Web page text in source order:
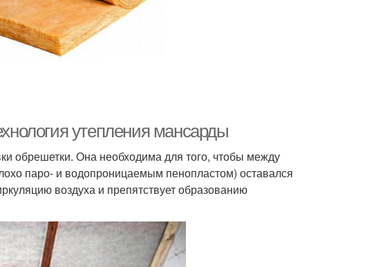
утепления мансарды
обрешетки. Она необходима для того, чтобы между
паро- и водопроницаемым пенопластом) оставался
воздуха и препятствует образованию